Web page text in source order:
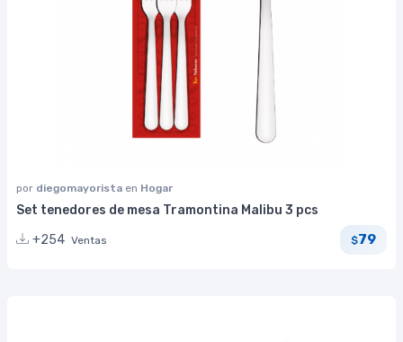
por diegomayorista en Hogar
Set tenedores de mesa Tramontina Malibu 3 pcs
+254 Ventas $79